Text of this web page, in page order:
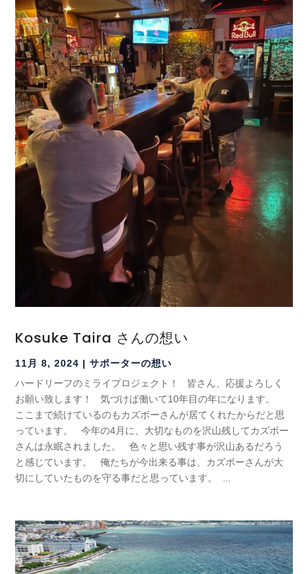
Kosuke Taira さんの想い
11月 8, 2024 |サポーターの想い
ハードリーフのミライプロジェクト！ 皆さん、応援よろしく
お願い致します！ 気づけば働いて10年目の年になります。
ここまで続けているのもカズボーさんが居てくれたからだと思
っています。 今年の4月に、大切なものを沢山残してカズボー
さんは永眠されました。 色々と思い残す事が沢山あるだろう
と感じています。 俺たちが今出来る事は、カズボーさんが大
切にしていたものを守る事だと思っています。 ...